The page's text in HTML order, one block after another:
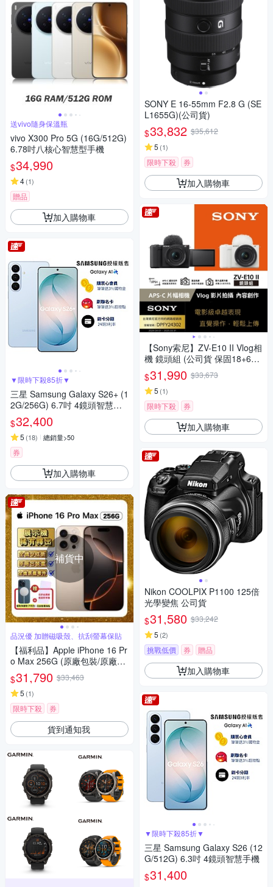
送vivo隨身保溫瓶
vivo X300 Pro 5G (16G/512G)
6.78吋八核心智慧型手機
$34,990
4(1)
贈品
加入購物車
▼限時下殺85折▼
三星 Samsung Galaxy S26+ (1
2G/256G) 6.7吋 4鏡頭智慧手
機
$32,400
5 (18) 總銷量>50
券
加入購物車
補貨中
品況優 加贈磁吸殼、抗刮螢幕保貼
【福利品】Apple iPhone 16 Pr
o Max 256G (原廠包裝/原廠零
件) 智慧手機 加贈豪禮
$31,790 $33,463
5 (1)
限時下殺 券
貨到通知我
SONY E 16-55mm F2.8 G (SE
L1655G)(公司貨)
$33,832 $35,612
5 (1)
限時下殺 券
加入購物車
【Sony索尼】ZV-E10 II Vlog相
機 鏡頭組 (公司貨 保固18+6個
月)
$31,990 $33,673
5 (1)
限時下殺 券
加入購物車
Nikon COOLPIX P1100 125倍
光學變焦 公司貨
$31,580 $33,242
5 (2)
挑戰低價 券 贈品
加入購物車
▼限時下殺85折▼
三星 Samsung Galaxy S26 (12
G/512G) 6.3吋 4鏡頭智慧手機
$31,400